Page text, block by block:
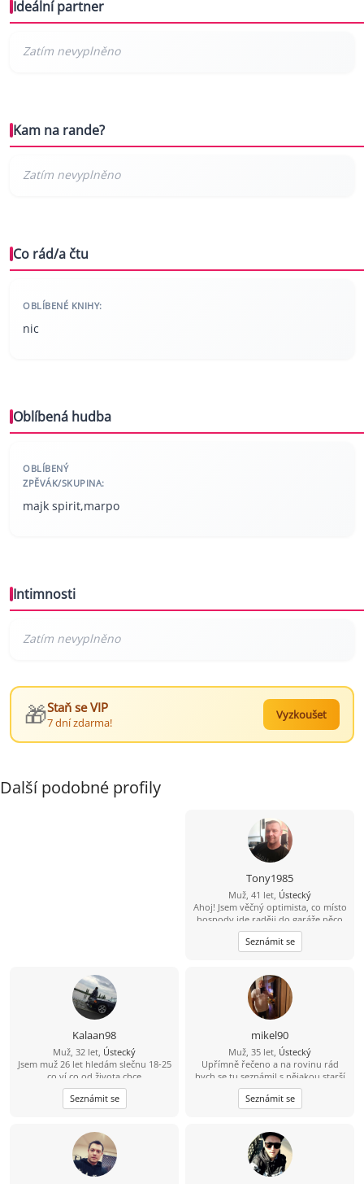
Ideální partner
Kam na rande?
Co rád/a čtu
OBLÍBENÉ KNIHY:
nic
Oblíbená hudba
OBLÍBENÝ
ZPĚVÁK/SKUPINA:
majk spirit,marpo
Intimnosti
🎁Staň se VIP
7 dní zdarma!
Vyzkoušet
Další podobné profily
Tony1985
Muž, 41 let, Ústecký
Ahoj! Jsem věčný optimista, co místo
hospody jde raději do garáže něco
vytvářet. V bytě me moc nenajdeš,
protože trávím čas v přírodě na
houbách, na rybách... Hledám tu
kam nás to zavede ????
Seznámit se
Kalaan98
Muž, 32 let, Ústecký
Jsem muž 26 let hledám slečnu 18-25
co ví co od života chce
Seznámit se
mikel90
Muž, 35 let, Ústecký
Upřímně řečeno a na rovinu rád
bych se tu seznámil s nějakou starší
ženou která by měla zájem o někoho
mladšího například mého věku a
mám i rodinu děti tak by to nevadilo
Seznámit se